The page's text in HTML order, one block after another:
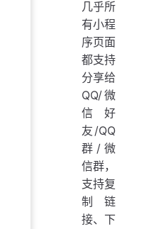
几乎所
有小程
序页面
都支持
分享给
QQ/微
信好
友/QQ
群/微
信群，
支持复
制链
接、下